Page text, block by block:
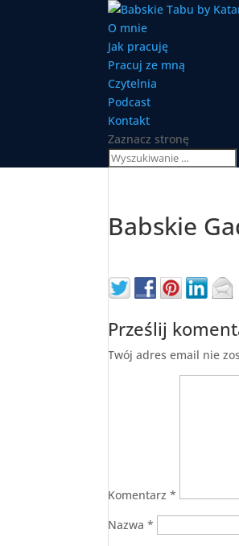
O mnie
Jak pracuję
Pracuj ze mną
Czytelnia
Podcast
Kontakt
Zaznacz stronę
Babskie
Prześlij
Twój adres email nie
Komentarz*
Nazwa*